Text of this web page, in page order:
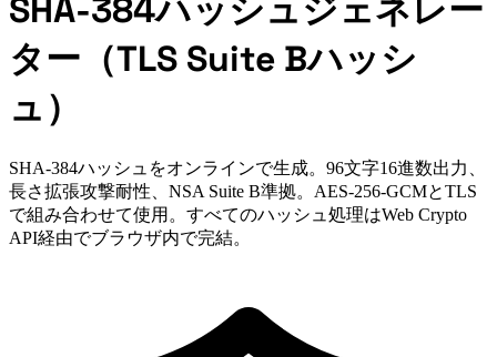
SHA-384ハッシュジェネレー
ター（TLS Suite Bハッシ
ュ）
SHA-384ハッシュをオンラインで生成。96文字16進数出力、
長さ拡張攻撃耐性、NSA Suite B準拠。AES-256-GCMとTLS
で組み合わせて使用。すべてのハッシュ処理はWeb Crypto
API経由でブラウザ内で完結。